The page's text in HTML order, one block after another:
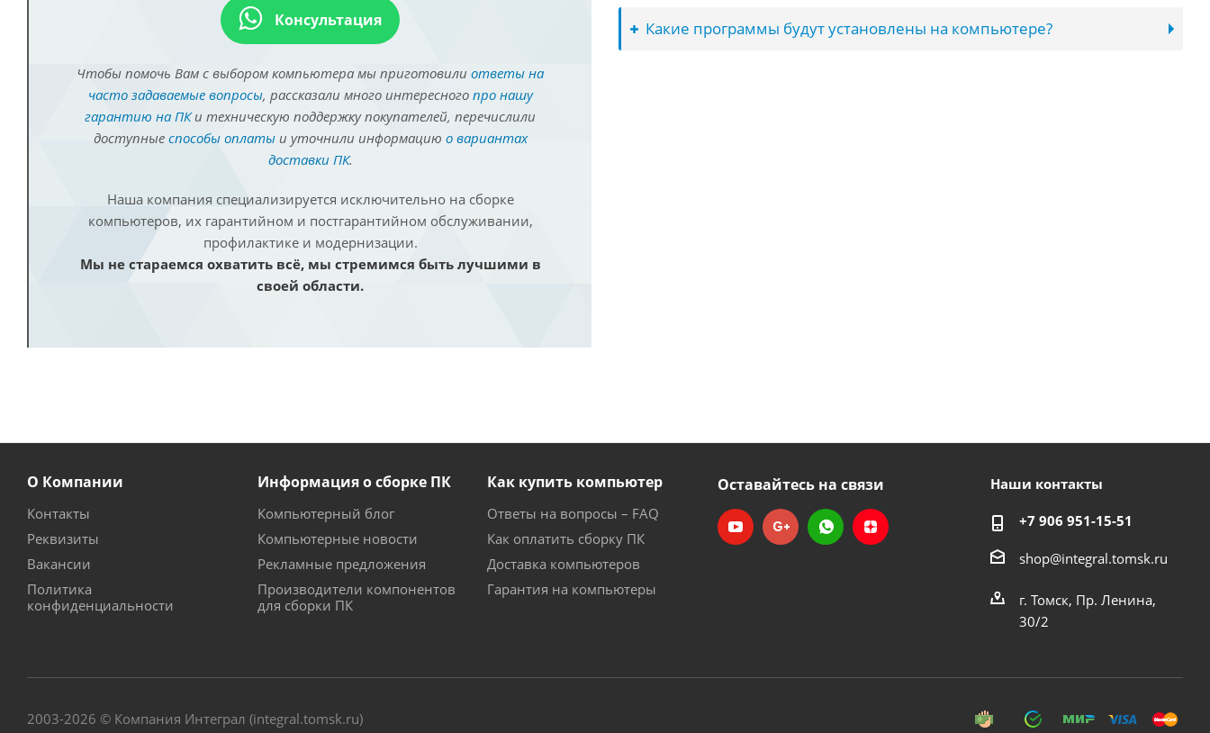
Консультация
Чтобы помочь Вам с выбором компьютера мы приготовили ответы на
часто задаваемые вопросы, рассказали много интересного про нашу
гарантию на ПКи техническую поддержку покупателей, перечислили
доступные способы оплатыи уточнили информацию о вариантах
доставки ПК.
Наша компания специализируется исключительно на сборке
компьютеров, их гарантийном и постгарантийном обслуживании,
профилактике и модернизации.
Мы не стараемся охватить всё, мы стремимся быть лучшими в
своей области.
Какие программы будут установлены на компьютере?
О Компании
Контакты
Реквизиты
Вакансии
Политика
конфиденциальности
Информация о сборке ПК
Компьютерный блог
Компьютерные новости
Рекламные предложения
Производители компонентов
для сборки ПК
Как купить компьютер
Ответы на вопросы – FAQ
Как оплатить сборку ПК
Доставка компьютеров
Гарантия на компьютеры
Оставайтесь на связи Наши контакты
+7 906 951-15-51
shop@integral.tomsk.ru
г. Томск, Пр. Ленина,
30/2
2003-2026 © Компания Интеграл (integral.tomsk.ru)